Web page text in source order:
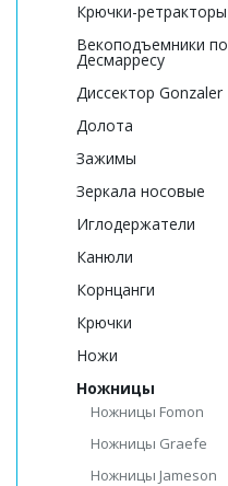
Крючки-ретракторы
Векоподъемники по
Десмарресу
Диссектор Gonzaler
Долота
Зажимы
Зеркала носовые
Иглодержатели
Канюли
Корнцанги
Крючки
Ножи
Ножницы
Ножницы Fomon
Ножницы Graefe
Ножницы Jameson